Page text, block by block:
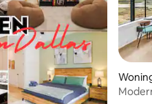
5 op 5, 13 recensies